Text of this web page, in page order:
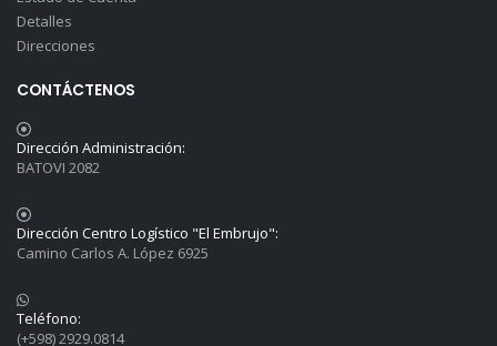
Detalles
Direcciones
CONTÁCTENOS
Dirección Administración:
BATOVI 2082
Dirección Centro Logístico "El Embrujo":
Camino Carlos A. López 6925
Teléfono:
(+598) 2929.0814